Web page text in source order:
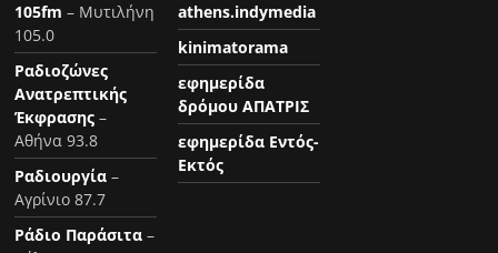
105fm – Μυτιλήνη
105.0
Ραδιοζώνες
Ανατρεπτικής
Έκφρασης –
Αθήνα 93.8
Ραδιουργία –
Αγρίνιο 87.7
Ράδιο Παράσιτα –
athens.indymedia
kinimatorama
εφημερίδα
δρόμου ΑΠΑΤΡΙΣ
εφημερίδα Εντός-
Εκτός